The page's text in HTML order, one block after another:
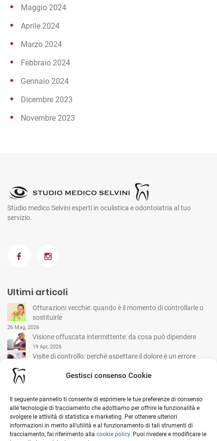
Gestisci consenso Cookie
Il seguente pannello ti consente di esprimere le tue preferenze di consenso
alle tecnologie di tracciamento che adottiamo per offrire le funzionalità e
svolgere le attività di statistica e marketing. Per ottenere ulteriori
informazioni in merito all'utilità e al funzionamento di tali strumenti di
tracciamento, fai riferimento alla cookie policy. Puoi rivedere e modificare le
Maggio 2024
Aprile 2024
Marzo 2024
Febbraio 2024
Gennaio 2024
Dicembre 2023
Novembre 2023
Studio medico Selvini esperti in oculistica e odontoiatria al tuo
servizio.
Ultimi articoli
Otturazioni vecchie: quando è il momento di controllarle o
sostituirle
26 Mag, 2026
Visione offuscata intermittente: da cosa può dipendere
19 Apr, 2026
Visite di controllo: perché aspettare il dolore è un errore
15 Mar, 2026
I nostri contatti
Viale G. Garibaldi, 1 - 20841 Carate Brianza (MB)